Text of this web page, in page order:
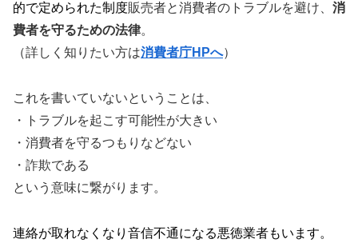
的で定められた制度販売者と消費者のトラブルを避け、 消
費者を守るための法律。
（詳しく知りたい方は消費者庁HPへ）
これを書いていないということは、
・トラブルを起こす可能性が大きい
・消費者を守るつもりなどない
・詐欺である
という意味に繋がります。
連絡が取れなくなり音信不通になる悪徳業者もいます。